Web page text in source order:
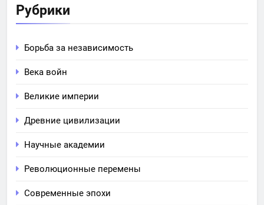
Рубрики
Борьба за независимость
Века войн
Великие империи
Древние цивилизации
Научные академии
Революционные перемены
Современные эпохи